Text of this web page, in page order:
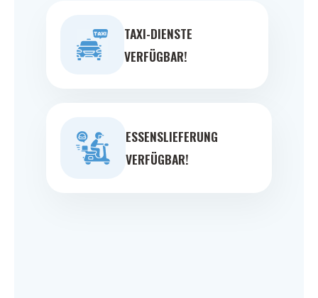
TAXI-DIENSTE
VERFÜGBAR!
ESSENSLIEFERUNG
VERFÜGBAR!